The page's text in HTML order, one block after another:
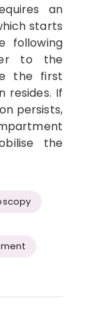
an
starts
following
to the
the first
resides. If
persists,
the